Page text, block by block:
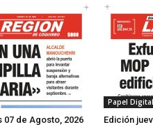
07 de Agosto, 2026
Papel Digital
Edición